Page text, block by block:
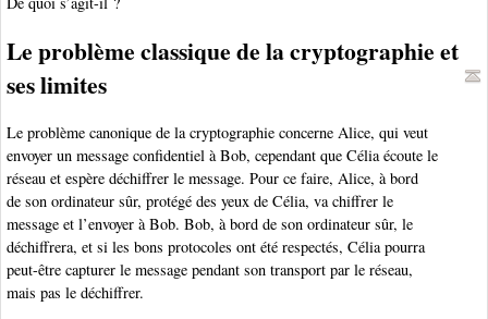
Le problème classique de la cryptographie et
ses limites
Le problème canonique de la cryptographie concerne Alice, qui veut
envoyer un message confidentiel à Bob, cependant que Célia écoute le
réseau et espère déchiffrer le message. Pour ce faire, Alice, à bord
de son ordinateur sûr, protégé des yeux de Célia, va chiffrer le
message et l’envoyer à Bob. Bob, à bord de son ordinateur sûr, le
déchiffrera, et si les bons protocoles ont été respectés, Célia pourra
peut-être capturer le message pendant son transport par le réseau,
mais pas le déchiffrer.